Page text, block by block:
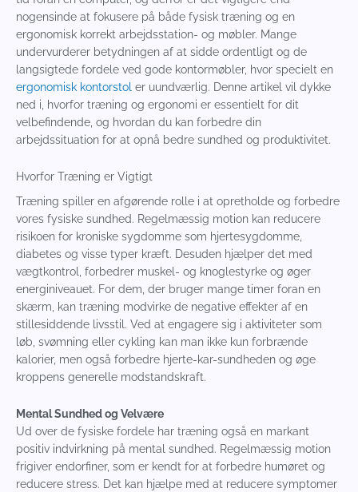
nogensinde at fokusere på både fysisk træning og en
ergonomisk korrekt arbejdsstation- og møbler. Mange
undervurderer betydningen af at sidde ordentligt og de
langsigtede fordele ved gode kontormøbler, hvor specielt en
ergonomisk kontorstol er uundværlig. Denne artikel vil dykke
ned i, hvorfor træning og ergonomi er essentielt for dit
velbefindende, og hvordan du kan forbedre din
arbejdssituation for at opnå bedre sundhed og produktivitet.
Hvorfor Træning er Vigtigt
Træning spiller en afgørende rolle i at opretholde og forbedre
vores fysiske sundhed. Regelmæssig motion kan reducere
risikoen for kroniske sygdomme som hjertesygdomme,
diabetes og visse typer kræft. Desuden hjælper det med
vægtkontrol, forbedrer muskel- og knoglestyrke og øger
energiniveauet. For dem, der bruger mange timer foran en
skærm, kan træning modvirke de negative effekter af en
stillesiddende livsstil. Ved at engagere sig i aktiviteter som
løb, svømning eller cykling kan man ikke kun forbrænde
kalorier, men også forbedre hjerte-kar-sundheden og øge
kroppens generelle modstandskraft.
Mental Sundhed og Velvære
Ud over de fysiske fordele har træning også en markant
positiv indvirkning på mental sundhed. Regelmæssig motion
frigiver endorfiner, som er kendt for at forbedre humøret og
reducere stress. Det kan hjælpe med at reducere symptomer